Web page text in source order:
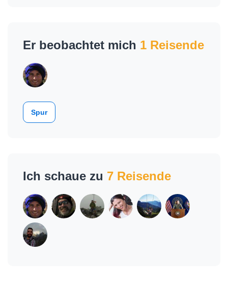
Er beobachtet mich 1 Reisende
Spur
Ich schaue zu 7 Reisende